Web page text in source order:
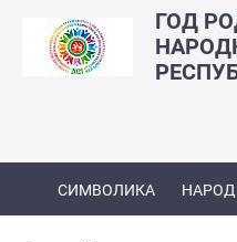
ГОД
СИМВОЛИКА